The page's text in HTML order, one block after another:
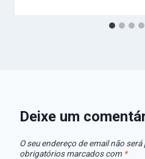
Deixe um
O seu endereço de email não
obrigatórios marcados com *